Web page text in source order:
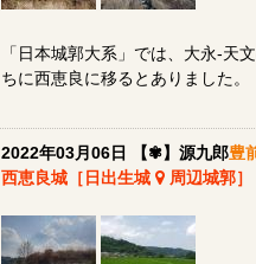
「日本城郭大系」では、大永-天
ちに西恵良に移るとありました。
2022年03月06日 【✾】源九郎豊
西恵良城［日出生城
周辺城郭］